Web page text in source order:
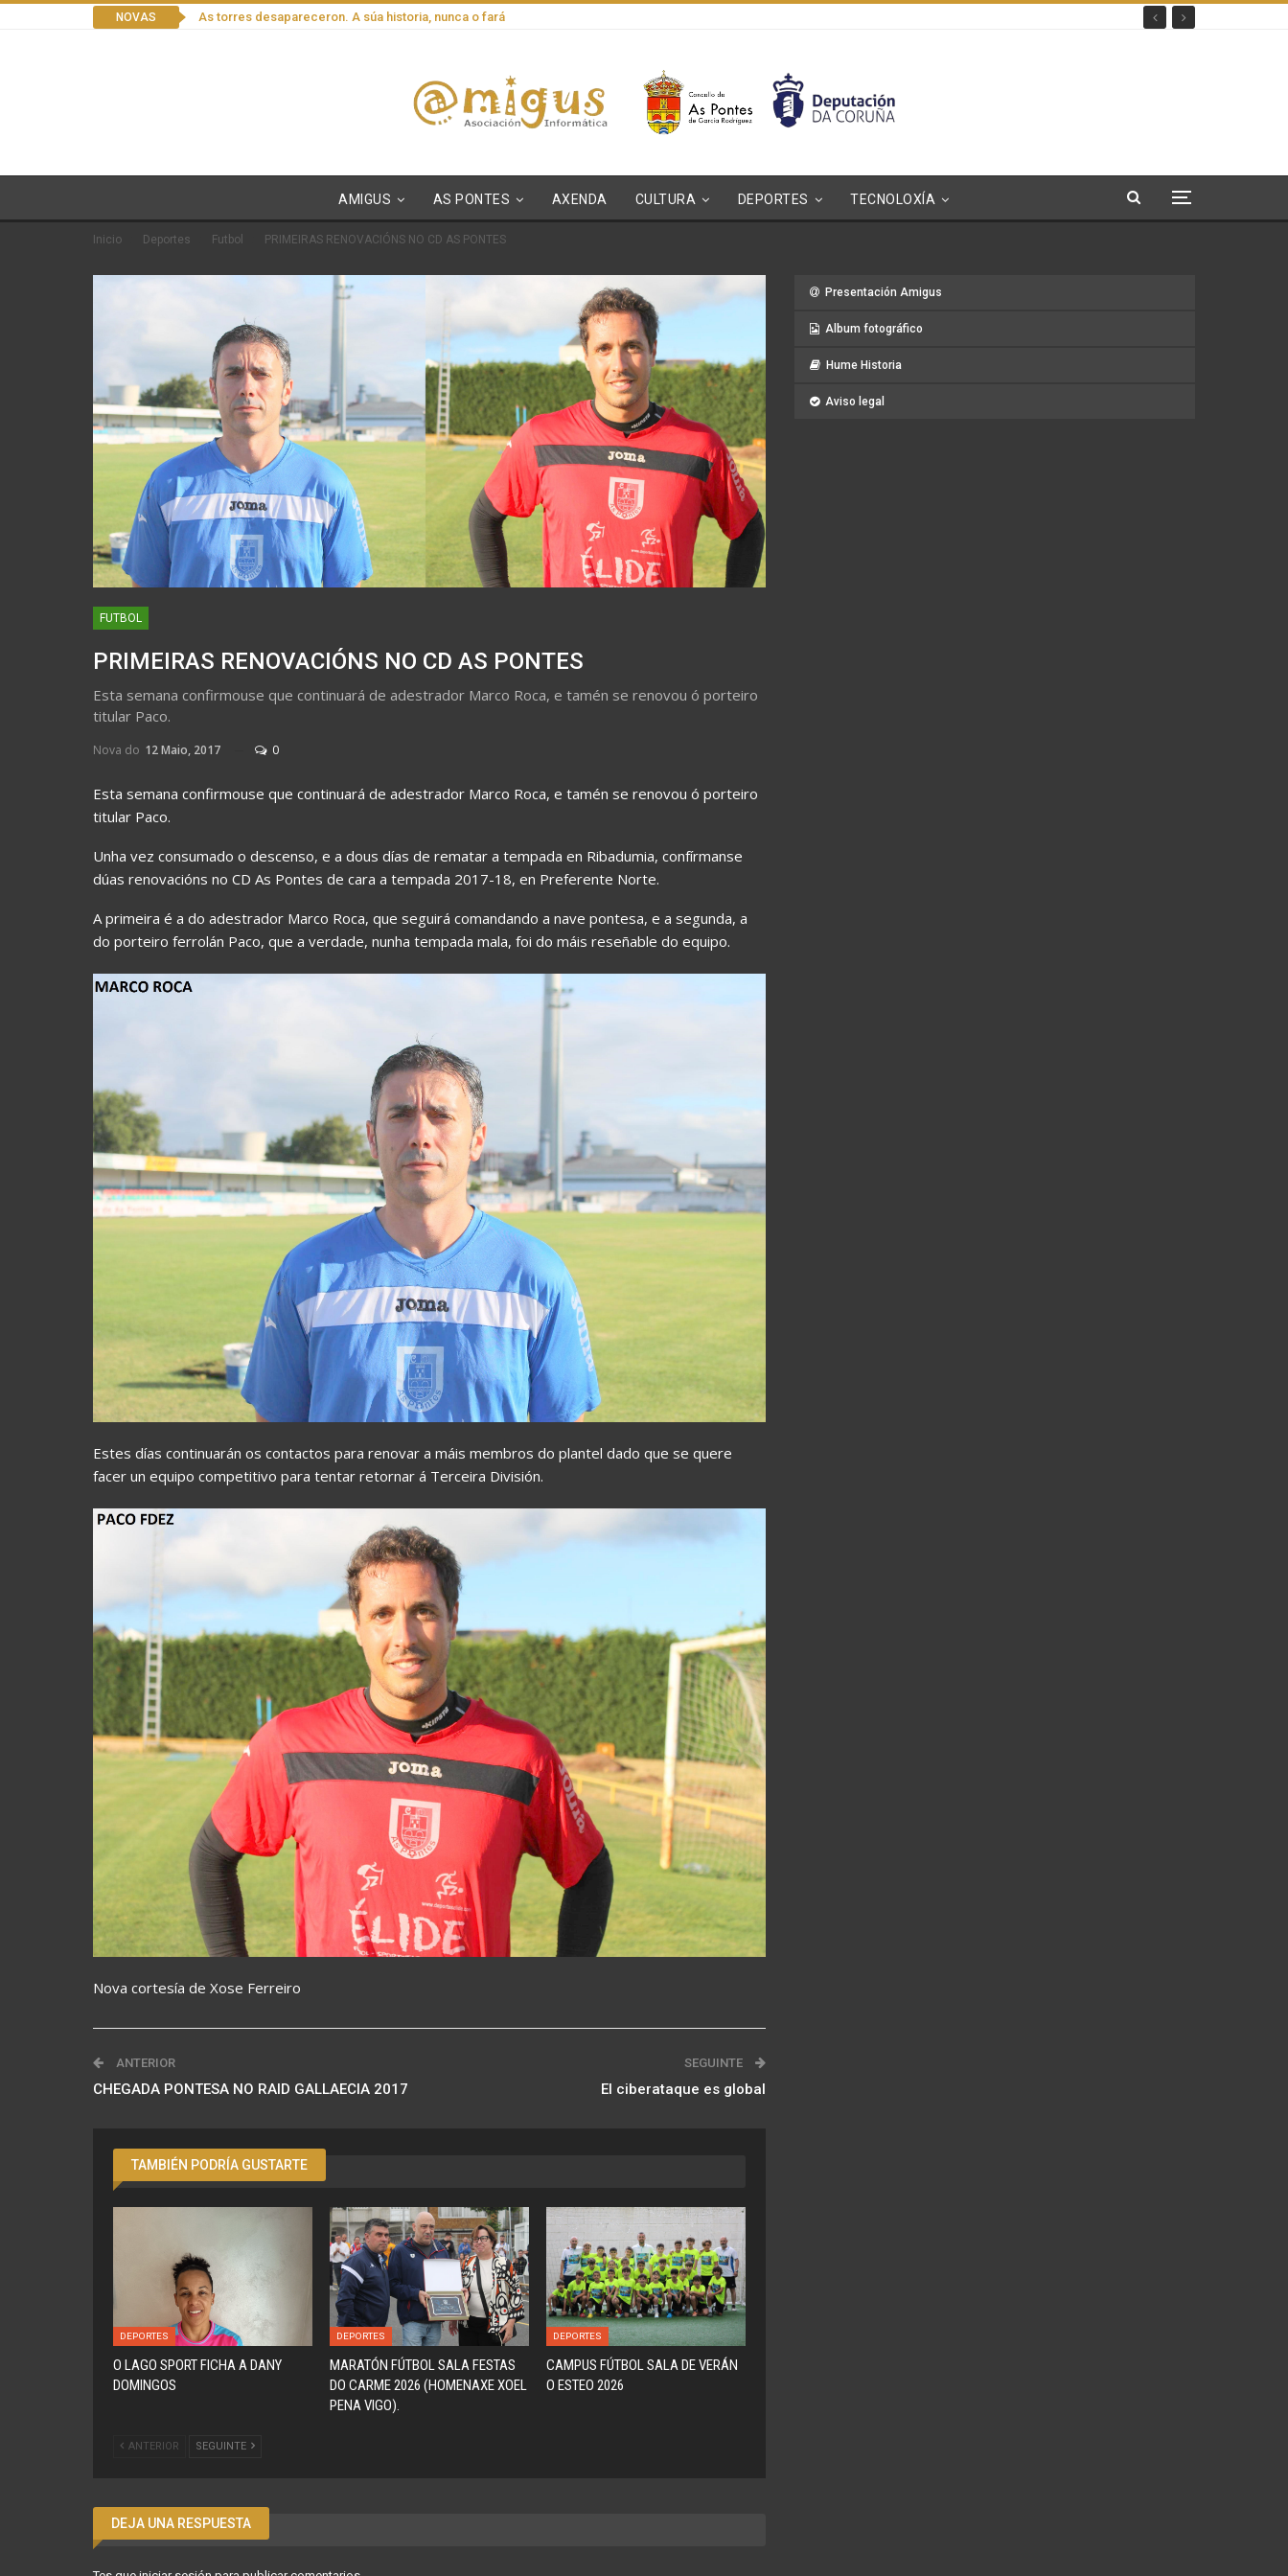
NOVAS As torres desapareceron. A súa historia, nunca o fará
AMIGUS AS PONTES AXENDA CULTURA DEPORTES TECNOLOXÍA
Inicio Deportes Futbol PRIMEIRAS RENOVACIÓNS NO CD AS PONTES
FUTBOL
PRIMEIRAS RENOVACIÓNS NO CD AS PONTES
Esta semana confirmouse que continuará de adestrador Marco Roca, e tamén se renovou ó porteiro
titular Paco.
Nova do 12 Maio, 2017 0
Esta semana confirmouse que continuará de adestrador Marco Roca, e tamén se renovou ó porteiro
titular Paco.
Unha vez consumado o descenso, e a dous días de rematar a tempada en Ribadumia, confírmanse
dúas renovacións no CD As Pontes de cara a tempada 2017-18, en Preferente Norte.
A primeira é a do adestrador Marco Roca, que seguirá comandando a nave pontesa, e a segunda, a
do porteiro ferrolán Paco, que a verdade, nunha tempada mala, foi do máis reseñable do equipo.
Estes días continuarán os contactos para renovar a máis membros do plantel dado que se quere
facer un equipo competitivo para tentar retornar á Terceira División.
Nova cortesía de Xose Ferreiro
ANTERIOR
CHEGADA PONTESA NO RAID GALLAECIA 2017
SEGUINTE
El ciberataque es global
TAMBIÉN PODRÍA GUSTARTE
DEPORTES
O LAGO SPORT FICHA A DANY
DOMINGOS
DEPORTES
MARATÓN FÚTBOL SALA FESTAS
DO CARME 2026 (HOMENAXE XOEL
PENA VIGO).
DEPORTES
CAMPUS FÚTBOL SALA DE VERÁN
O ESTEO 2026
ANTERIOR SEGUINTE
DEJA UNA RESPUESTA
Presentación Amigus
Album fotográfico
Hume Historia
Aviso legal